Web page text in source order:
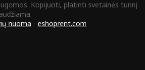
Kopijuoti, platinti svetainės turinį
nuoma - eshoprent.com